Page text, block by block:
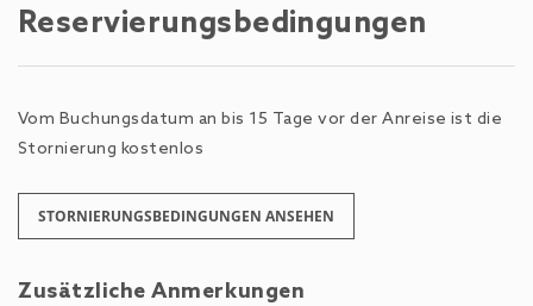
Reservierungsbedingungen
Vom Buchungsdatum an bis 15 Tage vor der Anreise ist die
Stornierung kostenlos
STORNIERUNGSBEDINGUNGEN ANSEHEN
Zusätzliche Anmerkungen